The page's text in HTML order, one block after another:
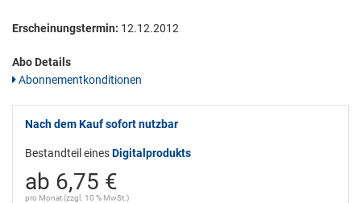
Erscheinungstermin: 12.12.2012
Abo Details
Abonnementkonditionen
Nach dem Kauf sofort nutzbar
Bestandteil einesDigitalprodukts
ab 6,75 €
pro Monat (zzgl. 10 % MwSt.)